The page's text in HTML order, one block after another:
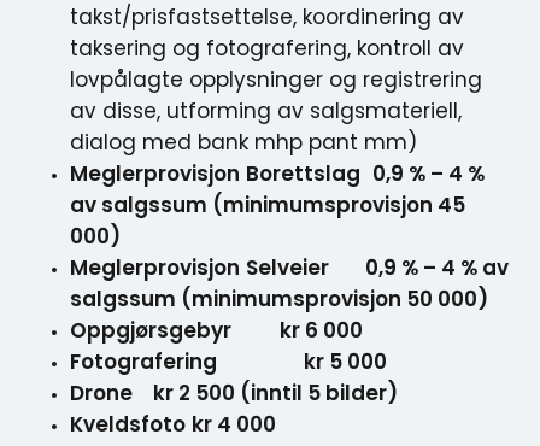
takst/prisfastsettelse, koordinering av
taksering og fotografering, kontroll av
lovpålagte opplysninger og registrering
av disse, utforming av salgsmateriell,
dialog med bank mhp pant mm)
Meglerprovisjon Borettslag
0,9 % – 4 %
av salgssum (minimumsprovisjon 45
000)
Meglerprovisjon Selveier
0,9 % – 4 % av
salgssum (minimumsprovisjon 50 000)
Oppgjørsgebyr kr 6 000
Fotografering kr 5 000
Drone
kr 2 500 (inntil 5 bilder)
Kveldsfoto kr 4 000